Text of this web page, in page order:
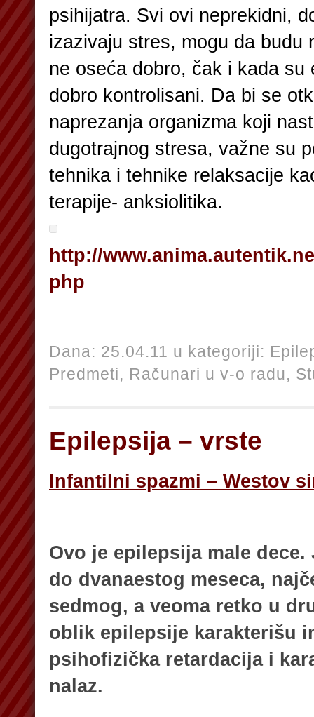
psihijatra. Svi ovi neprekidni,
izazivaju stres, mogu da budu
ne oseća dobro, čak i kada su
dobro kontrolisani. Da bi se
naprezanja organizma koji
dugotrajnog stresa, važne su
tehnika i tehnike relaksacije
terapije- anksiolitika.
http://
php
Dana: 25.04.11 u kategoriji:
Predmeti, Računari u v-o radu,
Epilepsija – vrste
Infantilni spazmi – Westov
Ovo je epilepsija male
do dvanaestog meseca,
sedmog, a veoma retko u
oblik epilepsije karakterišu
psihofizička retardacija i
nalaz.